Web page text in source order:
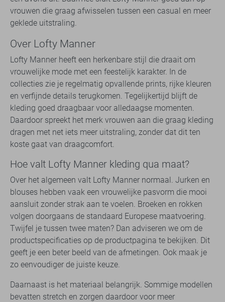
vrouwen die graag afwisselen tussen een casual en meer
geklede uitstraling.
Over Lofty Manner
Lofty Manner heeft een herkenbare stijl die draait om
vrouwelijke mode met een feestelijk karakter. In de
collecties zie je regelmatig opvallende prints, rijke kleuren
en verfijnde details terugkomen. Tegelijkertijd blijft de
kleding goed draagbaar voor alledaagse momenten.
Daardoor spreekt het merk vrouwen aan die graag kleding
dragen met net iets meer uitstraling, zonder dat dit ten
koste gaat van draagcomfort.
Hoe valt Lofty Manner kleding qua maat?
Over het algemeen valt Lofty Manner normaal. Jurken en
blouses hebben vaak een vrouwelijke pasvorm die mooi
aansluit zonder strak aan te voelen. Broeken en rokken
volgen doorgaans de standaard Europese maatvoering.
Twijfel je tussen twee maten? Dan adviseren we om de
productspecificaties op de productpagina te bekijken. Dit
geeft je een beter beeld van de afmetingen. Ook maak je
zo eenvoudiger de juiste keuze.
Daarnaast is het materiaal belangrijk. Sommige modellen
bevatten stretch en zorgen daardoor voor meer